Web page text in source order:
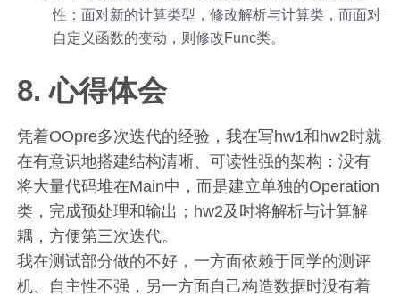
性：面对新的计算类型，修改解析与计算类，而面对
自定义函数的变动，则修改Func类。
8. 心得体会
凭着OOpre多次迭代的经验，我在写hw1和hw2时就
在有意识地搭建结构清晰、可读性强的架构：没有
将大量代码堆在Main中，而是建立单独的Operation
类，完成预处理和输出；hw2及时将解析与计算解
耦，方便第三次迭代。
我在测试部分做的不好，一方面依赖于同学的测评
机、自主性不强，另一方面自己构造数据时没有着